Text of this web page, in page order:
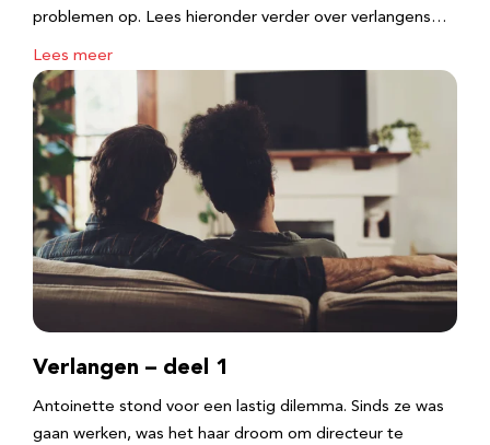
problemen op. Lees hieronder verder over verlangens…
Lees meer
Verlangen – deel 1
Antoinette stond voor een lastig dilemma. Sinds ze was
gaan werken, was het haar droom om directeur te